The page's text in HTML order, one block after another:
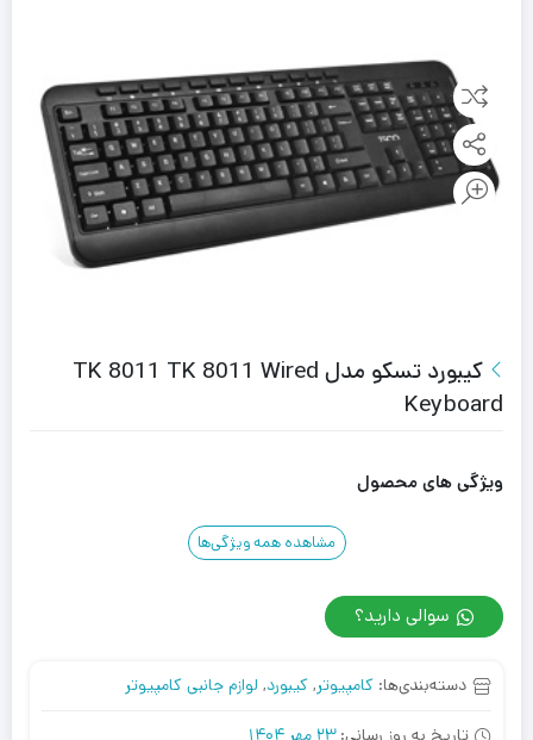
کیبورد تسکو مدل TK 8011 TK 8011 Wired
Keyboard
ویژگی های محصول
مشاهده همه ویژگی‌ها
سوالی دارید؟
دسته‌بندی‌ها: کامپیوتر, کیبورد, لوازم جانبی کامپیوتر